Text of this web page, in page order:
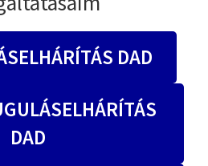
DAD
DAD